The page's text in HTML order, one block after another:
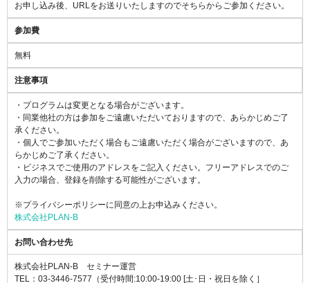
お申し込み後、URLをお送りいたしますのでそちらからご参加ください。
参加費
無料
注意事項
・プログラムは変更となる場合がございます。
・同業他社の方は参加をご遠慮いただいておりますので、あらかじめご了
承ください。
・個人でご参加いただく場合もご遠慮いただく場合がございますので、あ
らかじめご了承ください。
・ビジネスでご使用のアドレスをご記入ください。フリーアドレスでのご
入力の場合、登録を削除する可能性がございます。
※プライバシーポリシーに同意の上お申込みください。
株式会社PLAN-B
お問い合わせ先
株式会社PLAN-B セミナー運営
TEL：03-3446-7577（受付時間:10:00-19:00 [土･日・祝日を除く］